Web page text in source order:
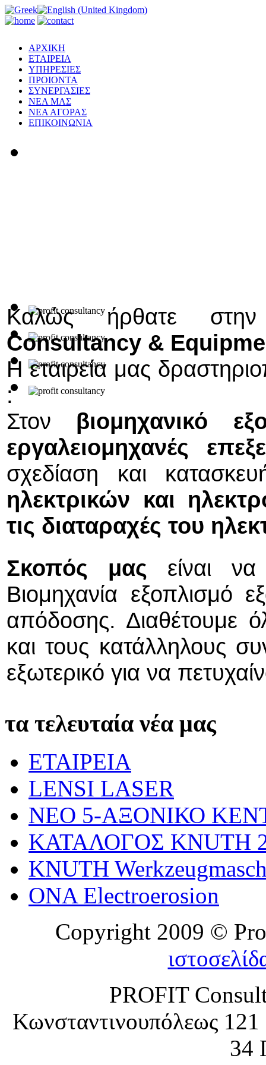
ΑΡΧΙΚΗ
ΕΤΑΙΡΕΙΑ
ΥΠΗΡΕΣΙΕΣ
ΠΡΟΙΟΝΤΑ
ΣΥΝΕΡΓΑΣΙΕΣ
ΝΕΑ ΜΑΣ
ΝΕΑ ΑΓΟΡΑΣ
ΕΠΙΚΟΙΝΩΝΙΑ
Καλώς ήρθατε
Consultancy &
Η εταιρεία μας
:
Στον βιομηχανικό
εργαλειομηχανές
σχεδίαση και
ηλεκτρικών και
τις διαταραχές του
Σκοπός μας είναι να
Βιομηχανία εξοπλισμό
απόδοσης. Διαθέτουμε
και τους κατάλληλους
εξωτερικό για να
τα τελευταία νέα μας
ΕΤΑΙΡΕΙΑ
LENSI LASER
NEO 5-AΞΟΝΙΚΟ
KATAΛΟΓΟΣ KNUTH
KNUTH
ONA Electroerosion
Copyright 2009 ©
PROFIT
Κωνσταντινουπόλεως
34